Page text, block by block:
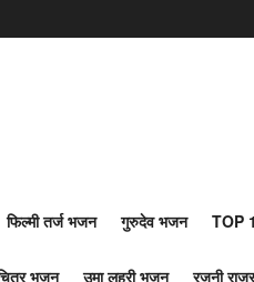
फिल्मी तर्ज भजन गुरुदेव भजन TOP
भजन उमा लहरी भजन रजनी